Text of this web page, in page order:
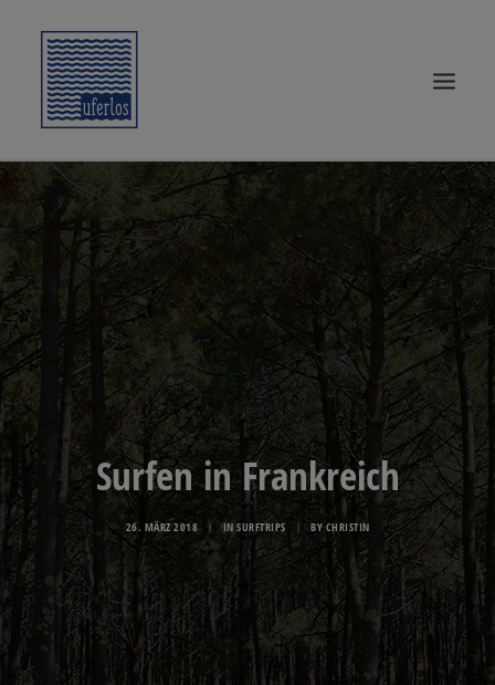
START
SURF KNOW-HOW
SURFTRIPS
UFERLOSE
SURF-WEAR
SEARCH
Surfen in Frankreich
26. MÄRZ 2018 | IN SURFTRIPS | BYCHRISTIN